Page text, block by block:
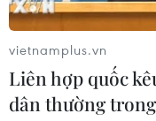
họp báo thông tin
bột-giấy VNT19
thuận trong người
nhà máy vào hoạt
vietnamplus.vn
Liên hợp quốc
dân thường